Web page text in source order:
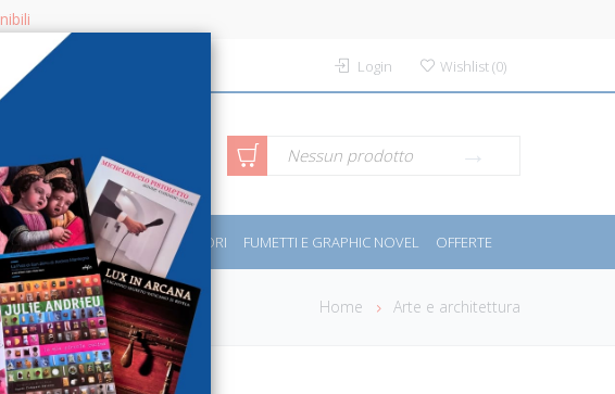
Login Wishlist(0)
CERCA Ricerca avanzata Nessun prodotto
- CORSI SPORT E MOTORI FUMETTI E GRAPHIC NOVEL OFFERTE
Home Arte e architettura